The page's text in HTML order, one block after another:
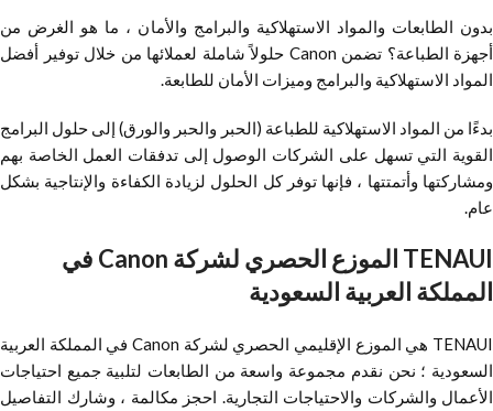
بدون الطابعات والمواد الاستهلاكية والبرامج والأمان ، ما هو الغرض من
أجهزة الطباعة؟ تضمن Canon حلولاً شاملة لعملائها من خلال توفير أفضل
المواد الاستهلاكية والبرامج وميزات الأمان للطابعة.
بدءًا من المواد الاستهلاكية للطباعة (الحبر والحبر والورق) إلى حلول البرامج
القوية التي تسهل على الشركات الوصول إلى تدفقات العمل الخاصة بهم
ومشاركتها وأتمتتها ، فإنها توفر كل الحلول لزيادة الكفاءة والإنتاجية بشكل
عام.
TENAUI الموزع الحصري لشركة Canon في
المملكة العربية السعودية
TENAUI هي الموزع الإقليمي الحصري لشركة Canon في المملكة العربية
السعودية ؛ نحن نقدم مجموعة واسعة من الطابعات لتلبية جميع احتياجات
الأعمال والشركات والاحتياجات التجارية. احجز مكالمة ، وشارك التفاصيل